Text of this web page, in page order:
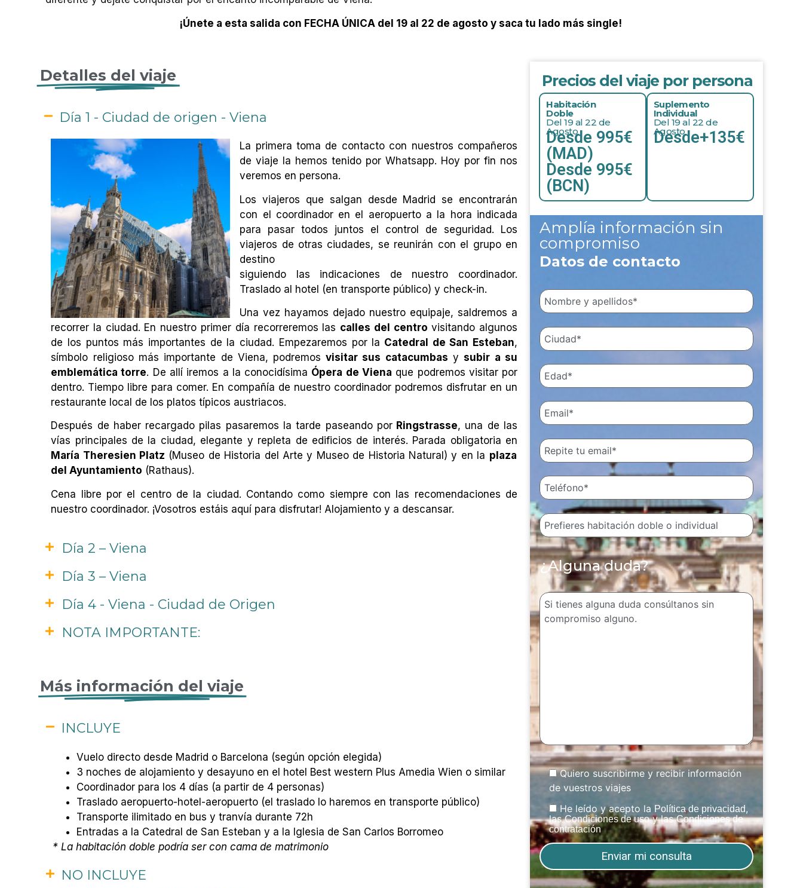
¡Únete a esta salida con FECHA ÚNICA del 19 al 22 de agosto y saca tu lado más single!
Detalles del viaje
Día 1 - Ciudad de origen - Viena
La primera toma de contacto con nuestros compañeros
de viaje la hemos tenido por Whatsapp. Hoy por fin nos
veremos en persona.
Los viajeros que salgan desde Madrid se encontrarán
con el coordinador en el aeropuerto a la hora indicada
para pasar todos juntos el control de seguridad. Los
viajeros de otras ciudades, se reunirán con el grupo en
destino
siguiendo las indicaciones de nuestro coordinador.
Traslado al hotel (en transporte público) y check-in.
Una vez hayamos dejado nuestro equipaje, saldremos a
recorrer la ciudad. En nuestro primer día recorreremos las calles del centro visitando algunos
de los puntos más importantes de la ciudad. Empezaremos por la Catedral de San Esteban,
símbolo religioso más importante de Viena, podremos visitar sus catacumbas ysubir a su
emblemática torre. De allí iremos a la conocidísima Ópera de Viena que podremos visitar por
dentro. Tiempo libre para comer. En compañía de nuestro coordinador podremos disfrutar en un
restaurante local de los platos típicos austriacos.
Después de haber recargado pilas pasaremos la tarde paseando porRingstrasse, una de las
vías principales de la ciudad, elegante y repleta de edificios de interés. Parada obligatoria en
María Theresien Platz (Museo de Historia del Arte y Museo de Historia Natural) y en la plaza
del Ayuntamiento (Rathaus).
Cena libre por el centro de la ciudad. Contando como siempre con las recomendaciones de
nuestro coordinador. ¡Vosotros estáis aquí para disfrutar! Alojamiento y a descansar.
Día 2 – Viena
Día 3 – Viena
Día 4 - Viena - Ciudad de Origen
NOTA IMPORTANTE:
Más información del viaje
INCLUYE
Vuelo directo desde Madrid o Barcelona (según opción elegida)
3 noches de alojamiento y desayuno en el hotel Best western Plus Amedia Wien o similar
Coordinador para los 4 días (a partir de 4 personas)
Traslado aeropuerto-hotel-aeropuerto (el traslado lo haremos en transporte público)
Transporte ilimitado en bus y tranvía durante 72h
Entradas a la Catedral de San Esteban y a la Iglesia de San Carlos Borromeo
* La habitación doble podría ser con cama de matrimonio
NO INCLUYE
Precios del viaje por persona
Habitación
Doble
Del 19 al 22 de
Agosto
Desde 995€
(MAD)
Desde 995€
(BCN)
Suplemento
Individual
Del 19 al 22 de
Agosto
Desde+135€
Amplía información sin
compromiso
Datos de contacto
¿Alguna duda?
Quiero suscribirme y recibir información
de vuestros viajes
He leído y acepto la Política de privacidad,
lasCondiciones de uso y lasCondiciones de
contratación